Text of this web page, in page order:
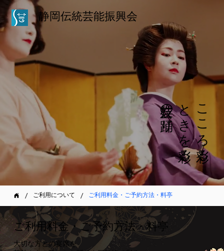
静岡伝統芸能振興会
こころ彩る
ときを彩る
芸妓の踊り
/ ご利用について / ご利用料金・ご予約方法・料亭
ご利用料金・ご予約方法・料亭
大切な方との宴席を